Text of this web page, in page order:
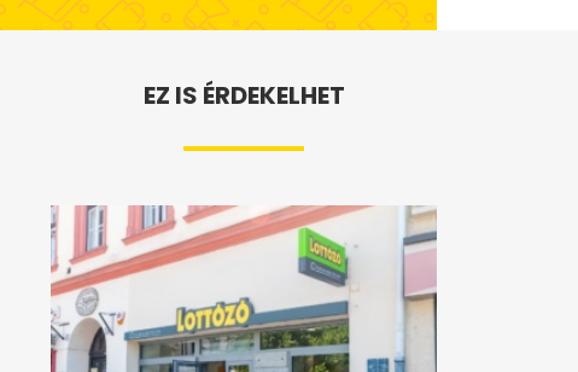
EZ IS ÉRDEKELHET